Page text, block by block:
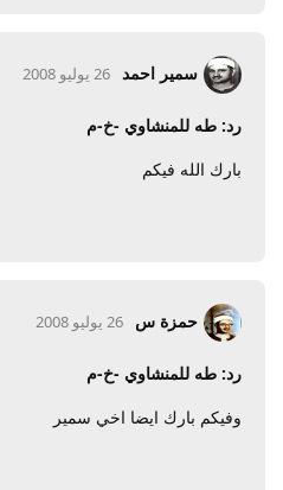
سمير احمد 26 يوليو 2008
رد: طه للمنشاوي -خ-م
بارك الله فيكم
حمزة س 26 يوليو 2008
رد: طه للمنشاوي -خ-م
وفيكم بارك ايضا اخي سمير